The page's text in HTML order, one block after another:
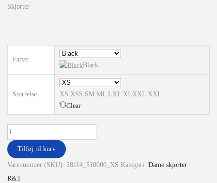
Skjorter
Farve
Black
Størrelse XS XSS SM ML LXL XLXXL XXL
Clear
Tilføj til kurv
Varenummer (SKU): 28114_510000_XS Kategori: Dame skjorter
R&T